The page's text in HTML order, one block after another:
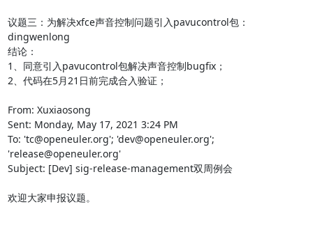
议题三：为解决xfce声音控制问题引入pavucontrol包：
dingwenlong
结论：
1、同意引入pavucontrol包解决声音控制bugfix；
2、代码在5月21日前完成合入验证；
From: Xuxiaosong
Sent: Monday, May 17, 2021 3:24 PM
To: 'tc@openeuler.org'; 'dev@openeuler.org';
'release@openeuler.org'
Subject: [Dev] sig-release-management双周例会
欢迎大家申报议题。